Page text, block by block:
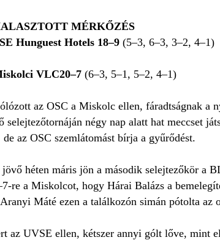
MÉRKŐZÉS
Hunguest Hotels 18–9(5–3, 6–3, 3–2, 4–1)
VLC20–7(6–3, 5–1, 5–2, 4–1)
az OSC a Miskolc ellen, fáradtságnak a
négy nap alatt hat meccset
az OSC szemlátomást bírja a gyűrődést.
héten máris jön a második selejtezőkör a
re a Miskolcot, hogy Hárai Balázs a
Máté ezen a találkozón simán pótolta az
az UVSE ellen, kétszer annyi gólt lőve, mint